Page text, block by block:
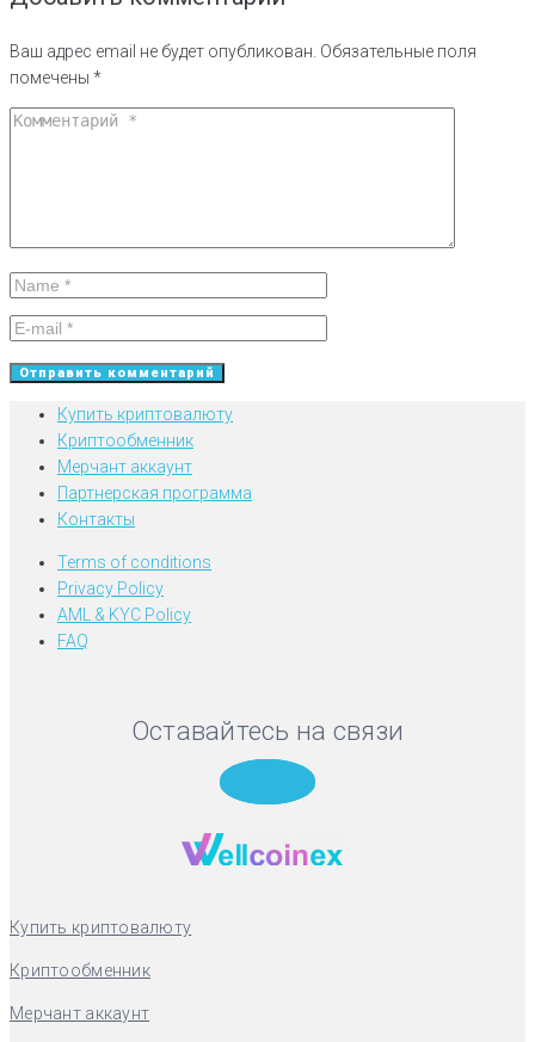
Ваш адрес email не будет опубликован. Обязательные поля
помечены *
Купить криптовалюту
Криптообменник
Мерчант аккаунт
Партнерская программа
Контакты
Terms of conditions
Privacy Policy
AML & KYC Policy
FAQ
Оставайтесь на связи
Купить криптовалюту
Криптообменник
Мерчант аккаунт